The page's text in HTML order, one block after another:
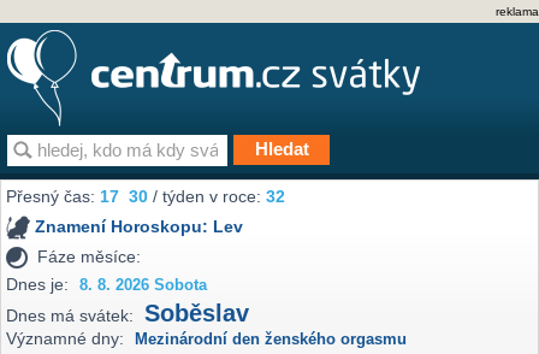
reklama
Přesný čas:17 30 / týden v roce:32
Znamení Horoskopu: Lev
Fáze měsíce:
Dnes je:
8. 8. 2026 Sobota
Dnes má svátek: Soběslav
Významné dny: Mezinárodní den ženského orgasmu